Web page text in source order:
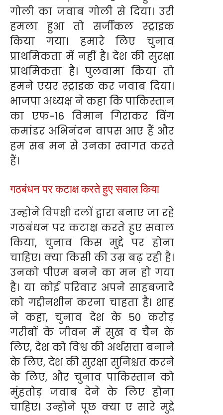
गोली का जवाब गोली से दिया। उरी
हमला हुआ तो सर्जीकल स्ट्राइक
किया गया। हमारे लिए चुनाव
प्राथमिकता में नहीं है। देश की सुरक्षा
प्राथमिकता है। पुलवामा किया तो
हमने एयर स्ट्राइक कर जवाब दिया।
भाजपा अध्यक्ष ने कहा कि पाकिस्तान
का एफ-16 विमान गिराकर विंग
कमांडर अभिनंदन वापस आए हैं और
हम सब मन से उनका स्वागत करते
हैं।
गठबंधन पर कटाक्ष करते हुए सवाल किया
उन्होने विपक्षी दलों द्वारा बनाए जा रहे
गठबंधन पर कटाक्ष करते हुए सवाल
किया, चुनाव किस मुद्दे पर होना
चाहिए। क्या किसी की उम्र बढ़ रही है।
उनको पीएम बनने का मन हो गया
है। या कोई परिवार अपने साहबजादे
को गद्दीनशीन करना चाहता है। शाह
ने कहा, चुनाव देश के 50 करोड़
गरीबों के जीवन में सुख व चैन के
लिए, देश को विश्व की अर्थसत्ता बनाने
के लिए, देश की सुरक्षा सुनिश्चत करने
के लिए, और चुनाव पाकिस्तान को
मुंहतोड़ जवाब देने के लिए होना
चाहिए। उन्होने पूछ क्या ए सारे मुद्दे